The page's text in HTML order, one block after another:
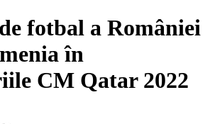
fotbal a României
în
CM Qatar 2022